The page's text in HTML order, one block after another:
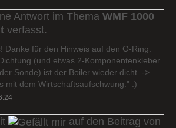
Antwort im Thema WMF 1000
verfasst.
für den Hinweis auf den O-Ring.
(und etwas 2-Komponentenkleber
Sonde) ist der Boiler wieder dicht. ->
mit dem Wirtschaftsaufschwung." :)
auf den Beitrag von